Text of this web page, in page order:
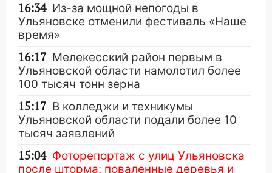
16:34 Из-за мощной непогоды в
Ульяновске отменили фестиваль «Наше
время»
16:17 Мелекесский район первым в
Ульяновской области намолотил более
100 тысяч тонн зерна
15:17 В колледжи и техникумы
Ульяновской области подали более 10
тысяч заявлений
15:04 Фоторепортаж с улиц Ульяновска
после шторма: поваленные деревья и